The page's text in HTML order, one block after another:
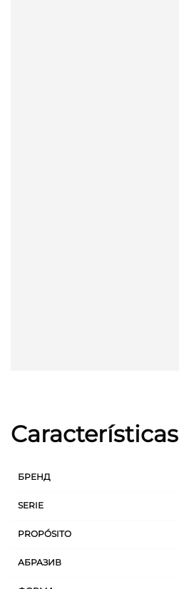
Características
БРЕНД
SERIE
PROPÓSITO
АБРАЗИВ